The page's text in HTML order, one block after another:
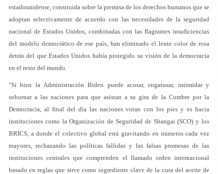
estadounidense, construida sobre la premisa de los derechos humanos que se
adoptan selectivamente de acuerdo con las necesidades de la seguridad
nacional de Estados Unidos, combinadas con las flagrantes insuficiencias
del modelo democrático de ese país, han eliminado el lente color de rosa
detrás del que Estados Unidos había protegido su visión de la democracia
en el resto del mundo.
"Si bien la Administración Biden puede acosar, engatusar, intimidar y
sobornar a las naciones para que asistan a su gira de la Cumbre por la
Democracia, al final del día las naciones votan con los pies y es hacia
instituciones como la Organización de Seguridad de Shangai (SCO) y los
BRICS, a donde el colectivo global está gravitando en números cada vez
mayores, rechazando las políticas fallidas y las falsas promesas de las
instituciones centrales que comprenden el llamado orden internacional
basado en reglas que sirve como ingrediente clave de la cura del aceite de